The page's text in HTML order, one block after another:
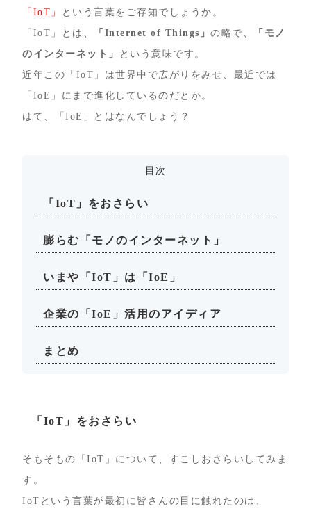
「IoT」
という言葉をご存知でしょうか。
「IoT」とは、
「Internet of Things」の略で、
「モノ
のインターネット」
という意味です。
近年この「IoT」は世界中で広がりをみせ、最近では
「IoE」にまで進化しているのだとか。
はて、「IoE」とはなんでしょう？
目次
「IoT」をおさらい
膨らむ「モノのインターネット」
いまや「IoT」は「IoE」
企業の「IoE」活用のアイディア
まとめ
「IoT」をおさらい
そもそもの「IoT」について、すこしおさらいしてみま
す。
IoTという言葉が最初に皆さんの目に触れたのは、